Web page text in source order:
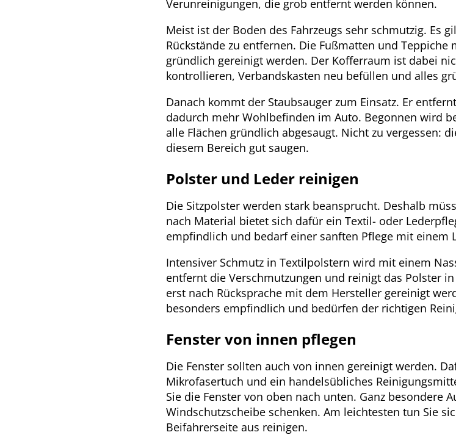
Verunreinigungen, die grob entfernt werden können.
Meist ist der Boden des Fahrzeugs sehr schmutzig. Es
Rückstände zu entfernen. Die Fußmatten und
gründlich gereinigt werden. Der Kofferraum ist dabei
kontrollieren, Verbandskasten neu befüllen und alles
Danach kommt der Staubsauger zum Einsatz. Er
dadurch mehr Wohlbefinden im Auto. Begonnen wird
alle Flächen gründlich abgesaugt. Nicht zu vergessen:
diesem Bereich gut saugen.
Polster und Leder reinigen
Die Sitzpolster werden stark beansprucht. Deshalb
nach Material bietet sich dafür ein Textil- oder
empfindlich und bedarf einer sanften Pflege mit einem
Intensiver Schmutz in Textilpolstern wird mit einem
entfernt die Verschmutzungen und reinigt das Polster
erst nach Rücksprache mit dem Hersteller gereinigt
besonders empfindlich und bedürfen der richtigen
Fenster von innen pflegen
Die Fenster sollten auch von innen gereinigt werden.
Mikrofasertuch und ein handelsübliches
Sie die Fenster von oben nach unten. Ganz besondere
Windschutzscheibe schenken. Am leichtesten tun Sie
Beifahrerseite aus reinigen.